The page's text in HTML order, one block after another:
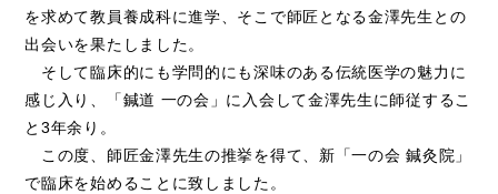
を求めて教員養成科に進学、そこで師匠となる金澤先生との
出会いを果たしました。
そして臨床的にも学問的にも深味のある伝統医学の魅力に
感じ入り、「鍼道 一の会」に入会して金澤先生に師従するこ
と3年余り。
この度、師匠金澤先生の推挙を得て、新「一の会 鍼灸院」
で臨床を始めることに致しました。